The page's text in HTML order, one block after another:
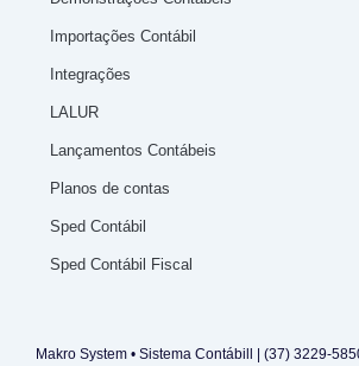
Importações Contábil
Integrações
LALUR
Lançamentos Contábeis
Planos de contas
Sped Contábil
Sped Contábil Fiscal
Makro System • Sistema Contábill | (37) 3229-